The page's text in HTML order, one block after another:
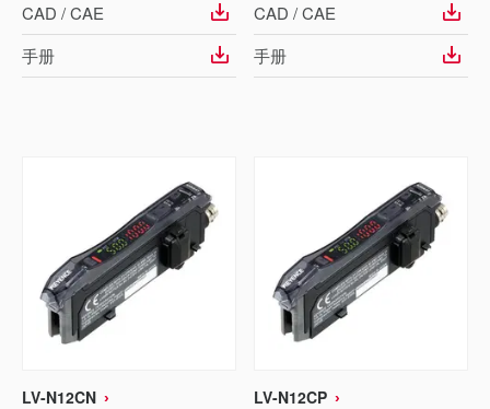
CAD / CAE
手册
CAD / CAE
手册
LV-N12CN LV-N12CP